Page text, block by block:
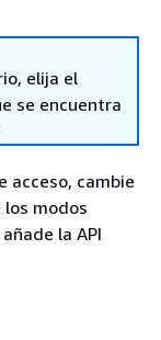
elija el
se encuentra
acceso, cambie
modos
la API